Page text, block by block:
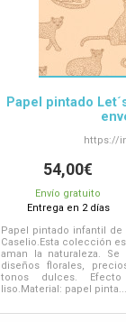
Papel pintado
https://
54,00€
Envío gratuito
Entrega en 2 días
Papel pintado infantil
Caselio.Esta colección
aman la naturaleza.
diseños florales,
tonos dulces.
liso.Material: papel